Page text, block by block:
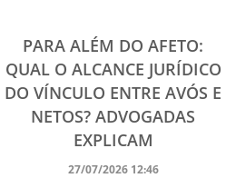
PARA ALÉM DO AFETO:
QUAL O ALCANCE JURÍDICO
DO VÍNCULO ENTRE AVÓS E
NETOS? ADVOGADAS
EXPLICAM
27/07/2026 12:46